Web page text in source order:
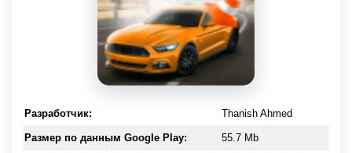
Разработчик: Thanish Ahmed
Размер по данным Google Play: 55.7 Mb